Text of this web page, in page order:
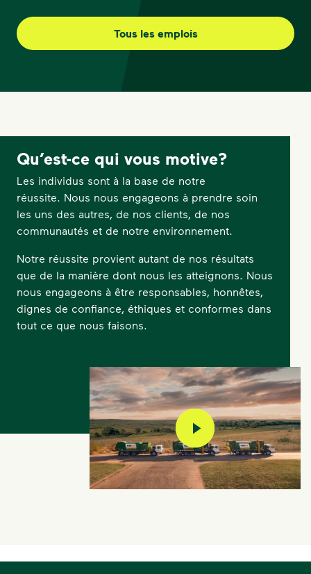
Tous les emplois
Qu’est-ce qui vous motive?
Les individus sont à la base de notre
réussite. Nous nous engageons à prendre soin
les uns des autres, de nos clients, de nos
communautés et de notre environnement.
Notre réussite provient autant de nos résultats
que de la manière dont nous les atteignons. Nous
nous engageons à être responsables, honnêtes,
dignes de confiance, éthiques et conformes dans
tout ce que nous faisons.
play video